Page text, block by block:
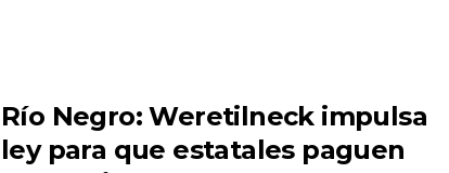
Río Negro: Weretilneck impulsa
ley para que estatales paguen